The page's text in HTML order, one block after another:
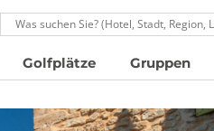
00496024677910
Golfplätze Gruppen